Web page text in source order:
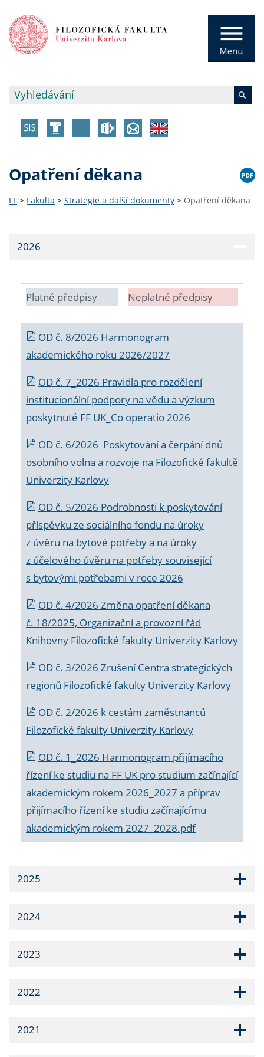
Opatření děkana
FF > Fakulta > Strategie a další dokumenty > Opatření děkana
2026
Platné předpisy Neplatné předpisy
OD č. 8/2026 Harmonogram
akademického roku 2026/2027
OD č. 7_2026 Pravidla pro rozdělení
institucionální podpory na vědu a výzkum
poskytnuté FF UK_Co operatio 2026
OD č. 6/2026 Poskytování a čerpání dnů
osobního volna a rozvoje na Filozofické fakultě
Univerzity Karlovy
OD č. 5/2026 Podrobnosti k poskytování
příspěvku ze sociálního fondu na úroky
z úvěru na bytové potřeby a na úroky
z účelového úvěru na potřeby související
s bytovými potřebami v roce 2026
OD č. 4/2026 Změna opatření děkana
č. 18/2025, Organizační a provozní řád
Knihovny Filozofické fakulty Univerzity Karlovy
OD č. 3/2026 Zrušení Centra strategických
regionů Filozofické fakulty Univerzity Karlovy
OD č. 2/2026 k cestám zaměstnanců
Filozofické fakulty Univerzity Karlovy
OD č. 1_2026 Harmonogram přijímacího
řízení ke studiu na FF UK pro studium začínající
akademickým rokem 2026_2027 a příprav
přijímacího řízení ke studiu začínajícímu
akademickým rokem 2027_2028.pdf
2025
2024
2023
2022
2021